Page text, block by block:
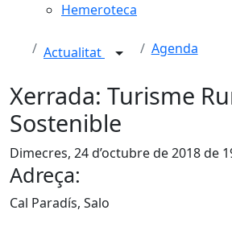
Hemeroteca
Actualitat Agenda
Xerrada: Turisme
Sostenible
Dimecres, 24 d’octubre de 2018 de
Adreça:
Cal Paradís, Salo